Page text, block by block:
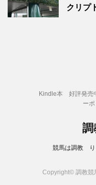
クリプ
Kindle本 好評発売
ー
調
競馬は調教 り
Copyright© 調教競